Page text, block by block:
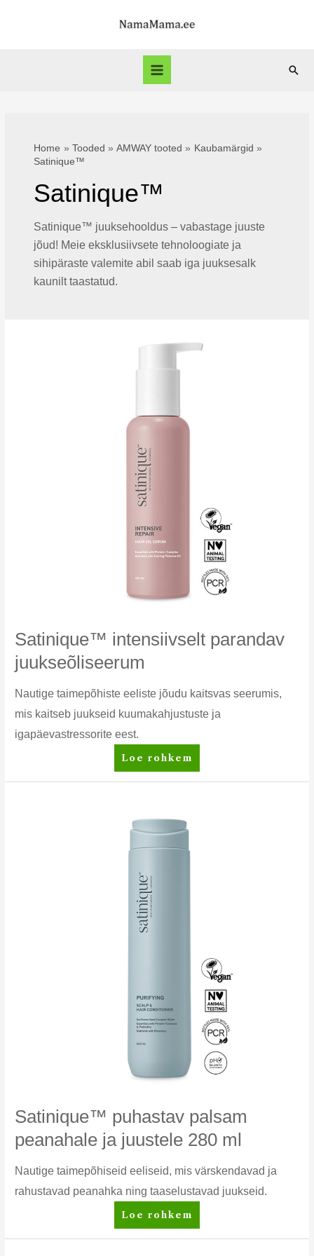
Main
Home Tooded AMWAY tooted
Kaubamärgid
Satinique™
Satinique™
Satinique™ juuksehooldus – vabastage juuste
jõud! Meie eksklusiivsete tehnoloogiate ja
sihipäraste valemite abil saab iga juuksesalk
kaunilt taastatud.
Satinique™ intensiivselt parandav
juukseõliseerum
Nautige taimepõhiste eeliste jõudu kaitsvas seerumis,
mis kaitseb juukseid kuumakahjustuste ja
igapäevastressorite eest.
Satinique™
intensiivselt
Loe rohkem
Satinique™ puhastav palsam
peanahale ja juustele 280 ml
Nautige taimepõhiseid eeliseid, mis värskendavad ja
rahustavad peanahka ning taaselustavad juukseid.
Satinique™
puhastav
Loe rohkem